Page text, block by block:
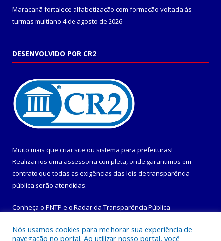
Maracanã fortalece alfabetização com formação voltada às
turmas multiano 4 de agosto de 2026
DESENVOLVIDO POR CR2
Muito mais que criar site ou sistema para prefeituras!
Realizamos uma assessoria completa, onde garantimos em
contrato que todas as exigências das leis de transparência
pública serão atendidas.
Conheça o PNTP e o Radar da Transparência Pública
Nós usamos cookies para melhorar sua experiência de
navegação no portal. Ao utilizar nosso portal, você